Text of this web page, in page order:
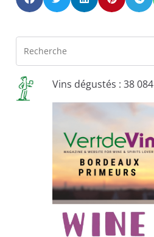
Vins dégustés : 38 084